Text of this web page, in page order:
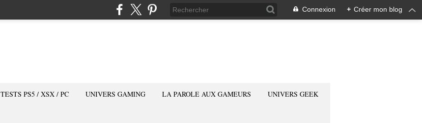
Connexion + Créer mon blog
TESTS PS5 / XSX / PC UNIVERS GAMING LA PAROLE AUX GAMEURS UNIVERS GEEK